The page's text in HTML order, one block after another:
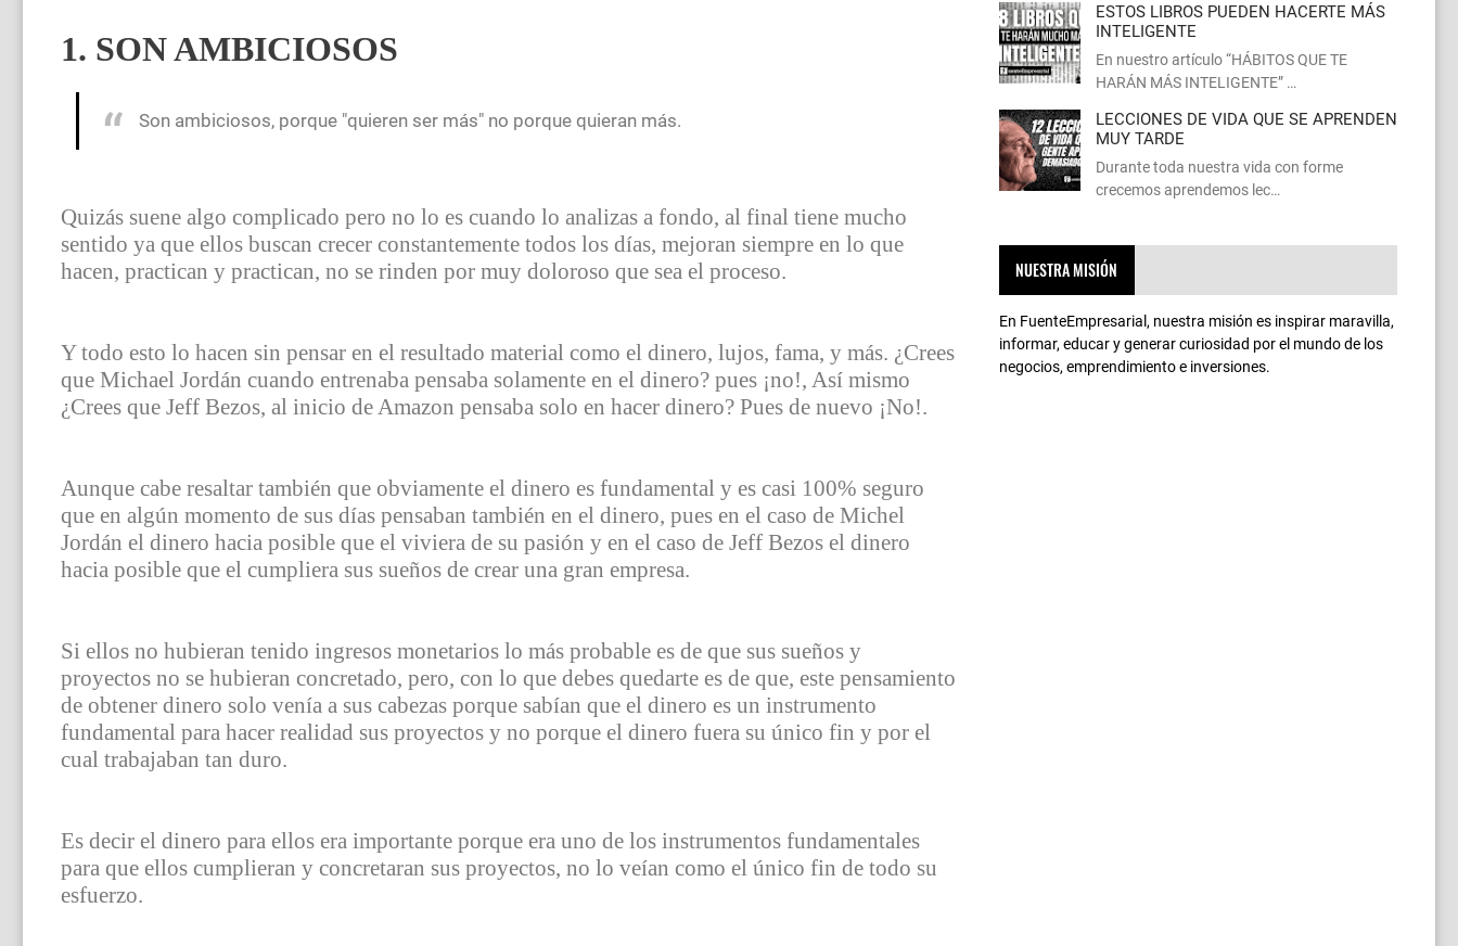
1. SON AMBICIOSOS
Son ambiciosos, porque "quieren ser más" no porque quieran más.
Quizás suene algo complicado pero no lo es cuando lo analizas a fondo, al final tiene mucho
sentido ya que ellos buscan crecer constantemente todos los días, mejoran siempre en lo que
hacen, practican y practican, no se rinden por muy doloroso que sea el proceso.
Y todo esto lo hacen sin pensar en el resultado material como el dinero, lujos, fama, y más. ¿Crees
que Michael Jordán cuando entrenaba pensaba solamente en el dinero? pues ¡no!, Así mismo
¿Crees que Jeff Bezos, al inicio de Amazon pensaba solo en hacer dinero? Pues de nuevo ¡No!.
Aunque cabe resaltar también que obviamente el dinero es fundamental y es casi 100% seguro
que en algún momento de sus días pensaban también en el dinero, pues en el caso de Michel
Jordán el dinero hacia posible que el viviera de su pasión y en el caso de Jeff Bezos el dinero
hacia posible que el cumpliera sus sueños de crear una gran empresa.
Si ellos no hubieran tenido ingresos monetarios lo más probable es de que sus sueños y
proyectos no se hubieran concretado, pero, con lo que debes quedarte es de que, este pensamiento
de obtener dinero solo venía a sus cabezas porque sabían que el dinero es un instrumento
fundamental para hacer realidad sus proyectos y no porque el dinero fuera su único fin y por el
cual trabajaban tan duro.
Es decir el dinero para ellos era importante porque era uno de los instrumentos fundamentales
para que ellos cumplieran y concretaran sus proyectos, no lo veían como el único fin de todo su
esfuerzo.
ESTOS LIBROS PUEDEN HACERTE MÁS
INTELIGENTE
En nuestro artículo “HÁBITOS QUE TE
HARÁN MÁS INTELIGENTE” …
LECCIONES DE VIDA QUE SE APRENDEN
MUY TARDE
Durante toda nuestra vida con forme
crecemos aprendemos lec…
NUESTRA MISIÓN
En FuenteEmpresarial, nuestra misión es inspirar maravilla,
informar, educar y generar curiosidad por el mundo de los
negocios, emprendimiento e inversiones.